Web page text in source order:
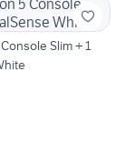
Slim + 1